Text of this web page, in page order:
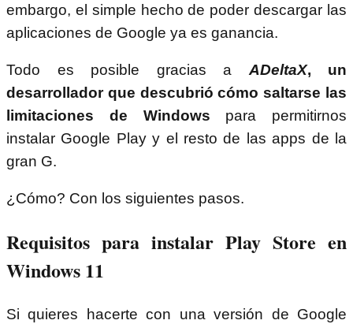
embargo, el simple hecho de poder descargar las
aplicaciones de Google ya es ganancia.
Todo es posible gracias a ADeltaX, un
desarrollador que descubrió cómo saltarse las
limitaciones de Windows para permitirnos
instalar Google Play y el resto de las apps de la
gran G.
¿Cómo? Con los siguientes pasos.
Requisitos para instalar Play Store en
Windows 11
Si quieres hacerte con una versión de Google